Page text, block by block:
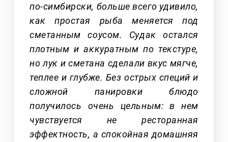
по-симбирски, больше всего удивило,
как простая рыба меняется под
сметанным соусом. Судак остался
плотным и аккуратным по текстуре,
но лук и сметана сделали вкус мягче,
теплее и глубже. Без острых специй и
сложной панировки блюдо
получилось очень цельным: в нем
чувствуется не ресторанная
эффектность, а спокойная домашняя